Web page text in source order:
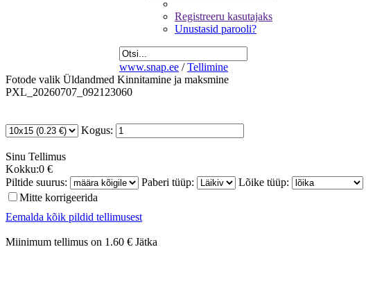
Registreeru kasutajaks
Unustasid parooli?
www.snap.ee / Tellimine
Fotode valik Üldandmed Kinnitamine ja maksmine
PXL_20260707_092123060
Kogus:
Sinu Tellimus
Kokku:0 €
Piltide suurus:
Paberi tüüp: Lõike tüüp:
Mitte korrigeerida
Eemalda kõik pildid tellimusest
Miinimum tellimus on 1.60 € Jätka